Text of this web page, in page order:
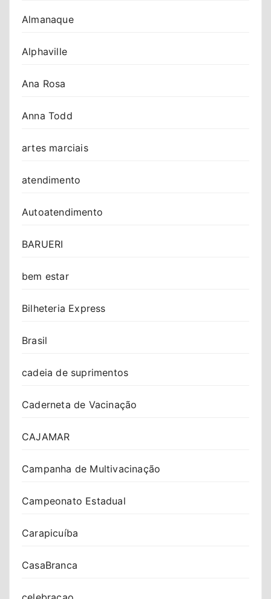
Almanaque
Alphaville
Ana Rosa
Anna Todd
artes marciais
atendimento
Autoatendimento
BARUERI
bem estar
Bilheteria Express
Brasil
cadeia de suprimentos
Caderneta de Vacinação
CAJAMAR
Campanha de Multivacinação
Campeonato Estadual
Carapicuíba
CasaBranca